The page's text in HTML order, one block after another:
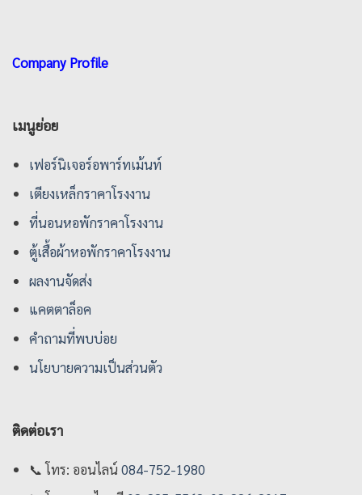
Company Profile
เมนูย่อย
เฟอร์นิเจอร์อพาร์ทเม้นท์
เตียงเหล็กราคาโรงงาน
ที่นอนหอพักราคาโรงงาน
ตู้เสื้อผ้าหอพักราคาโรงงาน
ผลงานจัดส่ง
แคตตาล็อค
คําถามที่พบบ่อย
นโยบายความเป็นส่วนตัว
ติดต่อเรา
📞โทร: ออนไลน์084-752-1980